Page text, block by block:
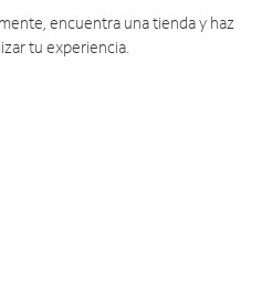
encuentra una tienda y haz
tu experiencia.